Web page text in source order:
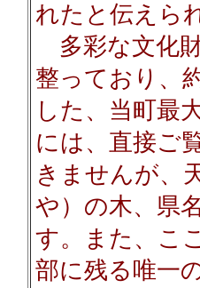
れたと伝えら
多彩な文化
整っており、
した、当町最
には、直接ご
きませんが、
や）の木、県
す。また、こ
部に残る唯一